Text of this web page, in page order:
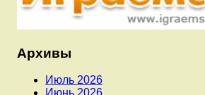
Архивы
Июль 2026